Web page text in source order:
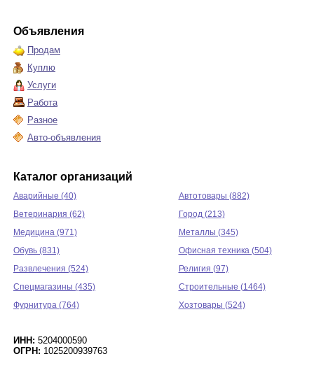
Объявления
Продам
Куплю
Услуги
Работа
Разное
Авто-объявления
Каталог организаций
Аварийные (40)
Автотовары (882)
Ветеринария (62)
Город (213)
Медицина (971)
Металлы (345)
Обувь (831)
Офисная техника (504)
Развлечения (524)
Религия (97)
Спецмагазины (435)
Строительные (1464)
Фурнитура (764)
Хозтовары (524)
ИНН: 5204000590
ОГРН: 1025200939763